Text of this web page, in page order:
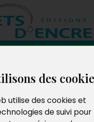
des
utilise des cookies et
de suivi pour